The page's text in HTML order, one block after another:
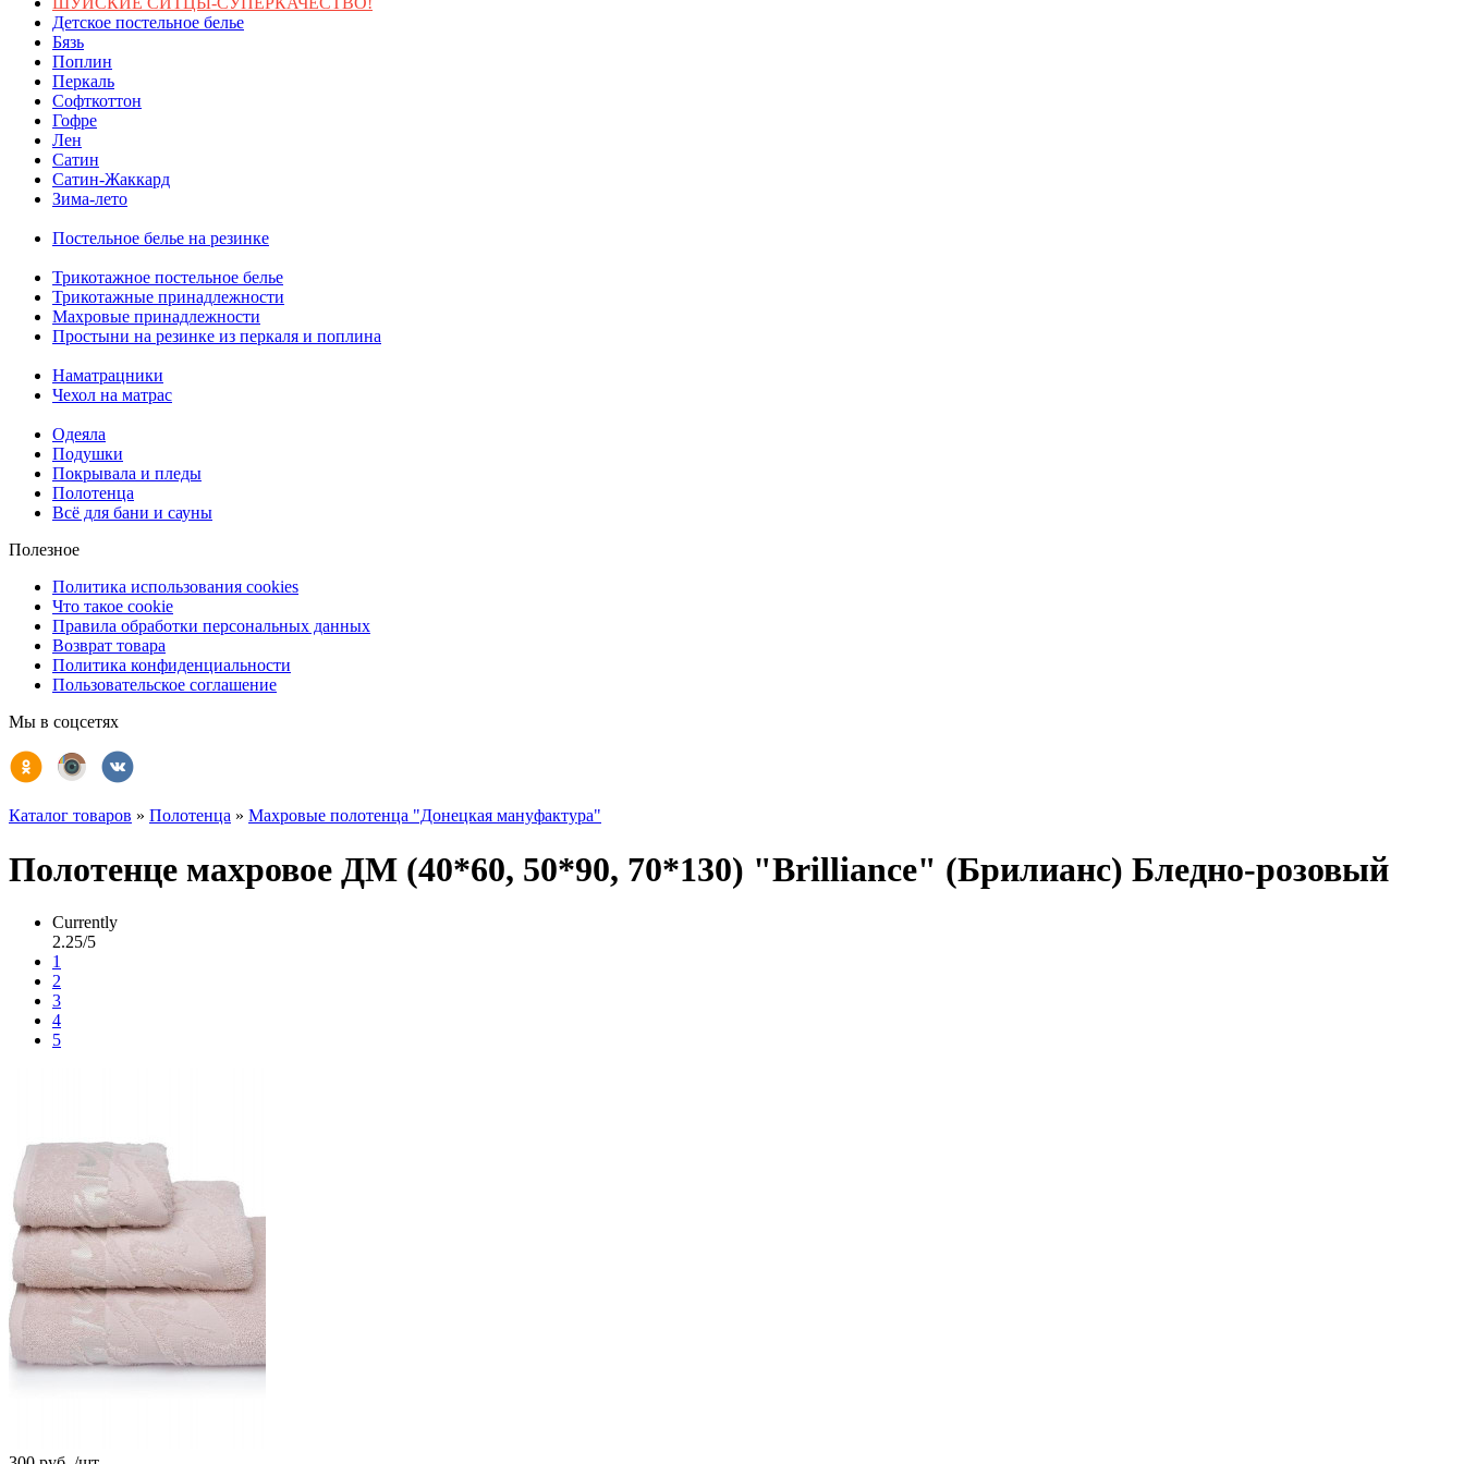
Детское постельное белье
Бязь
Поплин
Перкаль
Софткоттон
Гофре
Лен
Сатин
Сатин-Жаккард
Зима-лето
Постельное белье на резинке
Трикотажное постельное белье
Трикотажные принадлежности
Махровые принадлежности
Простыни на резинке из перкаля и поплина
Наматрацники
Чехол на матрас
Одеяла
Подушки
Покрывала и пледы
Полотенца
Всё для бани и сауны
Полезное
Политика использования cookies
Что такое cookie
Правила обработки персональных данных
Возврат товара
Политика конфиденциальности
Пользовательское соглашение
Мы в соцсетях
Каталог товаров » Полотенца » Махровые полотенца "Донецкая мануфактура"
Полотенце махровое ДМ (40*60, 50*90, 70*130) "Brilliance" (Брилианс) Бледно-розовый
Currently
2.25/5
1
2
3
4
5